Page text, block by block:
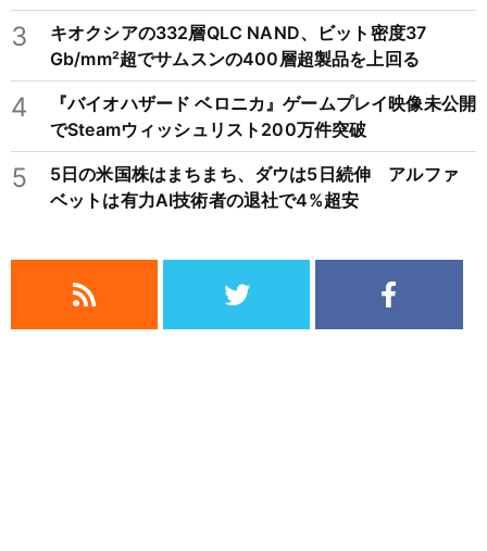
3
キオクシアの332層QLC NAND、ビット密度37
Gb/mm²超でサムスンの400層超製品を上回る
4
『バイオハザード ベロニカ』ゲームプレイ映像未公開
でSteamウィッシュリスト200万件突破
5
5日の米国株はまちまち、ダウは5日続伸 アルファ
ベットは有力AI技術者の退社で4%超安